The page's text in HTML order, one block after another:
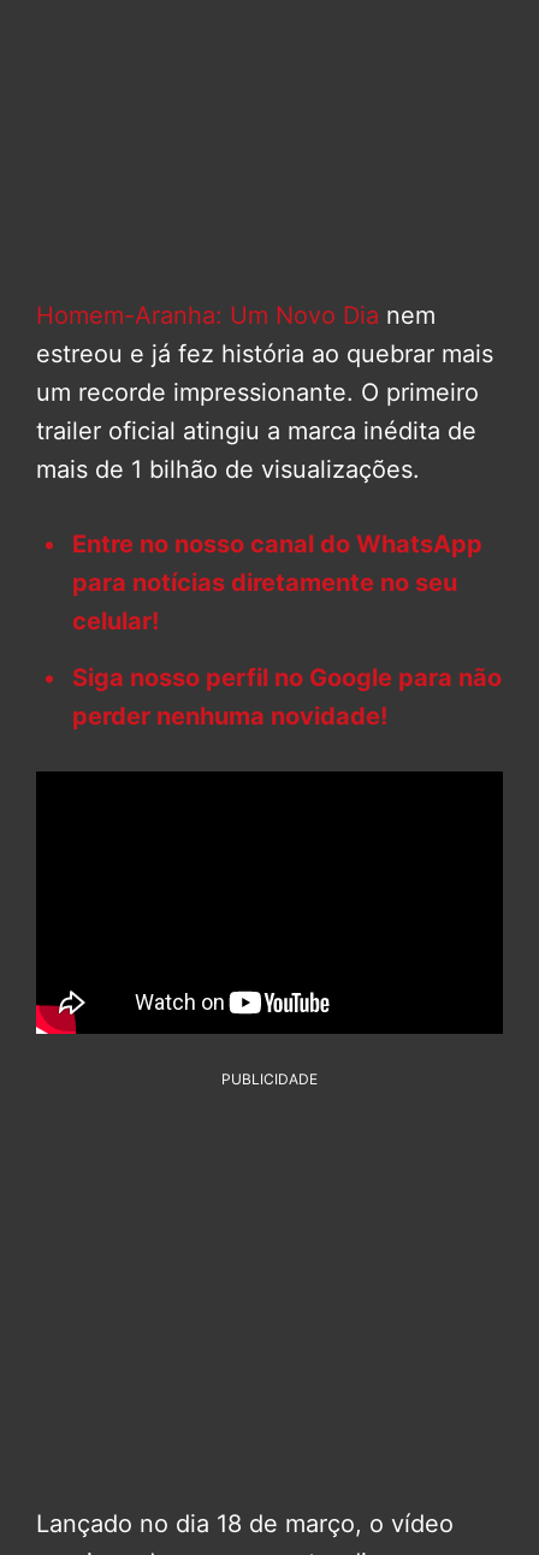
Homem-Aranha: Um Novo Dia nem
estreou e já fez história ao quebrar mais
um recorde impressionante. O primeiro
trailer oficial atingiu a marca inédita de
mais de 1 bilhão de visualizações.
Entre no nosso canal do WhatsApp
para notícias diretamente no seu
celular!
Siga nosso perfil no Google para não
perder nenhuma novidade!
PUBLICIDADE
Lançado no dia 18 de março, o vídeo